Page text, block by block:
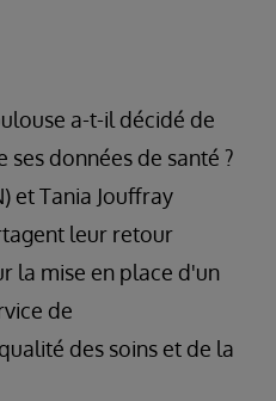
a-t-il décidé de
données de santé ?
et Tania Jouffray
leur retour
la mise en place d'un
de
des soins et de la